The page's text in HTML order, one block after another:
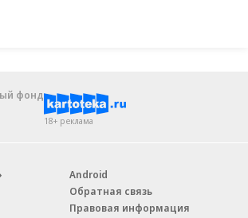
фонд
18+ реклама
Android
Обратная связь
Правовая информация